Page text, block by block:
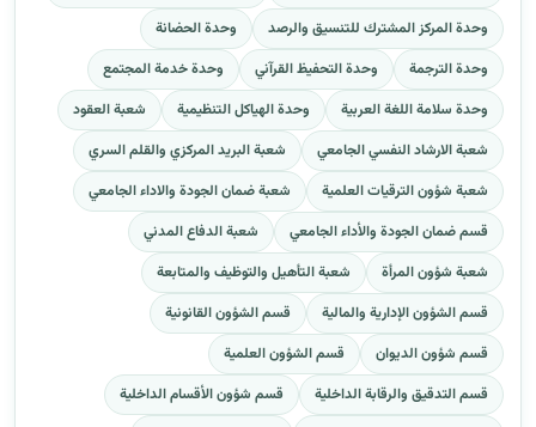
وحدة المركز المشترك للتنسيق والرصد
وحدة الحضانة
وحدة الترجمة
وحدة التحفيظ القرآني
وحدة خدمة المجتمع
وحدة سلامة اللغة العربية
وحدة الهياكل التنظيمية
شعبة العقود
شعبة الارشاد النفسي الجامعي
شعبة البريد المركزي والقلم السري
شعبة شؤون الترقيات العلمية
شعبة ضمان الجودة والاداء الجامعي
قسم ضمان الجودة والأداء الجامعي
شعبة الدفاع المدني
شعبة شؤون المرأة
شعبة التأهيل والتوظيف والمتابعة
قسم الشؤون الإدارية والمالية
قسم الشؤون القانونية
قسم شؤون الديوان
قسم الشؤون العلمية
قسم التدقيق والرقابة الداخلية
قسم شؤون الأقسام الداخلية